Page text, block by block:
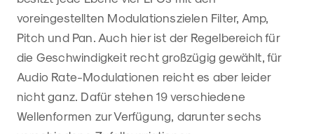
voreingestellten Modulationszielen Filter, Amp,
Pitch und Pan. Auch hier ist der Regelbereich für
die Geschwindigkeit recht großzügig gewählt, für
Audio Rate-Modulationen reicht es aber leider
nicht ganz. Dafür stehen 19 verschiedene
Wellenformen zur Verfügung, darunter sechs